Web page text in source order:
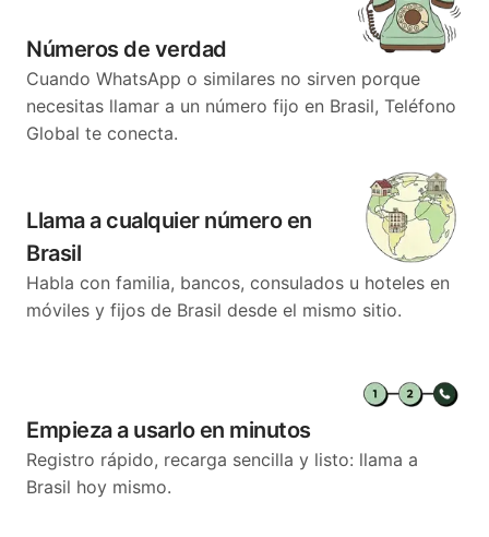
Números de verdad
Cuando WhatsApp o similares no sirven porque
necesitas llamar a un número fijo en Brasil, Teléfono
Global te conecta.
Llama a cualquier número en
Brasil
Habla con familia, bancos, consulados u hoteles en
móviles y fijos de Brasil desde el mismo sitio.
Empieza a usarlo en minutos
Registro rápido, recarga sencilla y listo: llama a
Brasil hoy mismo.